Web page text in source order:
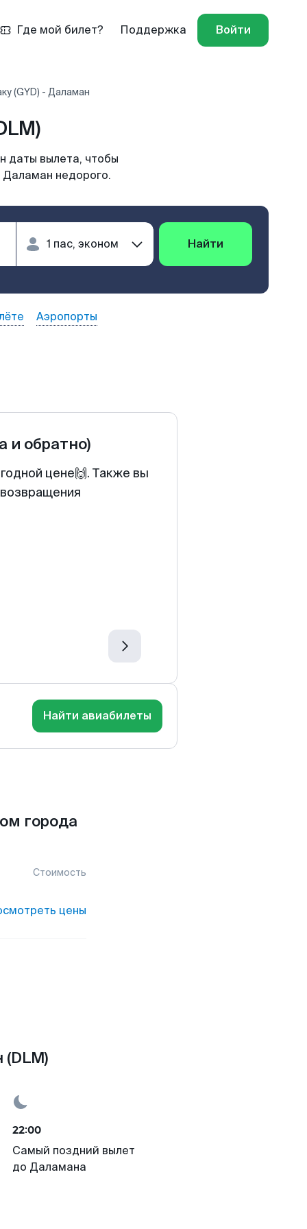
Где мой билет? Поддержка Войти
(GYD) - Даламан
даты вылета, чтобы
Даламан недорого.
Найти
Аэропорты
и обратно)
цене🙌. Также вы
Найти авиабилеты
города
Стоимость
цены
22:00
Самый поздний вылет
до Даламана